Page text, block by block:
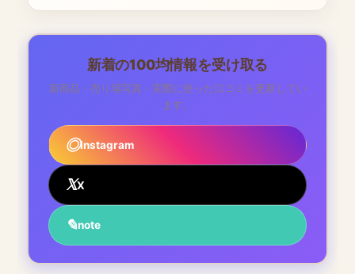
新着の100均情報を受け取る
新商品・売り場写真・実際に使った口コミを更新してい
ます。
Instagram
X
note